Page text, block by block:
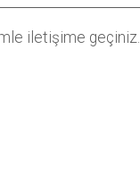
iletişime geçiniz.